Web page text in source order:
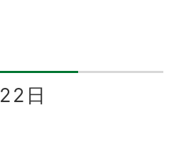
日